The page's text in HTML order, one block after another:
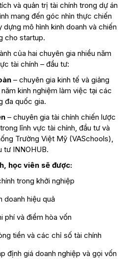
và quản trị tài chính trong dự án
mang đến góc nhìn thực chiến
dựng mô hình kinh doanh và chiến
cho startup.
của hai chuyên gia nhiều năm
tài chính – đầu tư:
– chuyên gia kinh tế và giảng
kinh nghiệm làm việc tại các
đa quốc gia.
– chuyên gia tài chính chiến lược
lĩnh vực tài chính, đầu tư và
Trường Việt Mỹ (VASchools),
tư INNOHUB.
học viên sẽ được:
trong khởi nghiệp
doanh hiệu quả
phí và điểm hòa vốn
tiền và các chỉ số tài chính
định giá doanh nghiệp và gọi vốn